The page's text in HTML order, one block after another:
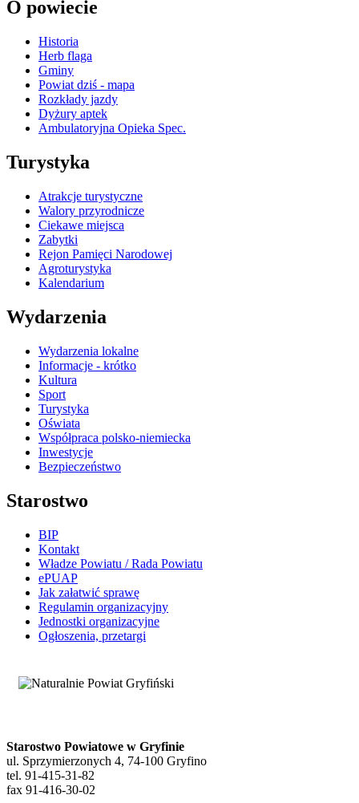
O powiecie
Historia
Herb flaga
Gminy
Powiat dziś - mapa
Rozkłady jazdy
Dyżury aptek
Ambulatoryjna Opieka Spec.
Turystyka
Atrakcje turystyczne
Walory przyrodnicze
Ciekawe miejsca
Zabytki
Rejon Pamięci Narodowej
Agroturystyka
Kalendarium
Wydarzenia
Wydarzenia lokalne
Informacje - krótko
Kultura
Sport
Turystyka
Oświata
Współpraca polsko-niemiecka
Inwestycje
Bezpieczeństwo
Starostwo
BIP
Kontakt
Władze Powiatu / Rada Powiatu
ePUAP
Jak załatwić sprawę
Regulamin organizacyjny
Jednostki organizacyjne
Ogłoszenia, przetargi
Starostwo Powiatowe w Gryfinie
ul. Sprzymierzonych 4, 74-100 Gryfino
tel. 91-415-31-82
fax 91-416-30-02